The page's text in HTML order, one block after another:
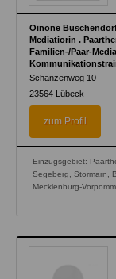
Oinone
Mediatiorin .
Familien-/Paar-
Schanzenweg 10
23564 Lübeck
zum Profil
Einzugsgebiet:
Segeberg, Stormarn,
Mecklenburg-